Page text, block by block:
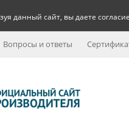
данный сайт, вы даете
Вопросы и ответы